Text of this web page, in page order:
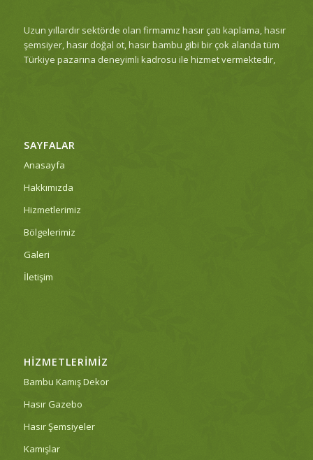
Uzun yıllardır sektörde olan firmamız hasır çatı kaplama, hasır
şemsiyer, hasır doğal ot, hasır bambu gibi bir çok alanda tüm
Türkiye pazarına deneyimli kadrosu ile hizmet vermektedir,
SAYFALAR
Anasayfa
Hakkımızda
Hizmetlerimiz
Bölgelerimiz
Galeri
İletişim
HIZMETLERIMIZ
Bambu Kamış Dekor
Hasır Gazebo
Hasır Şemsiyeler
Kamışlar